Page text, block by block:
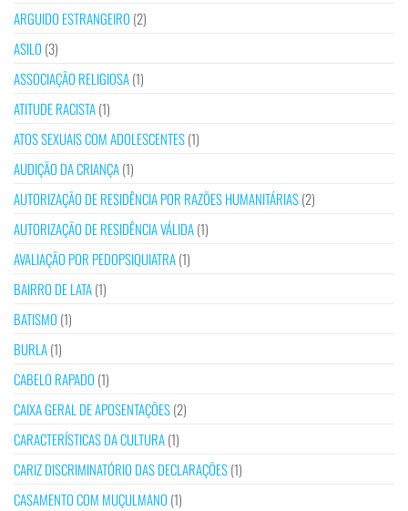
ARGUIDO ESTRANGEIRO (2)
ASILO (3)
ASSOCIAÇÃO RELIGIOSA(1)
ATITUDE RACISTA(1)
ATOS SEXUAIS COM ADOLESCENTES(1)
AUDIÇÃO DA CRIANÇA(1)
AUTORIZAÇÃO DE RESIDÊNCIA POR RAZÕES HUMANITÁRIAS(2)
AUTORIZAÇÃO DE RESIDÊNCIA VÁLIDA(1)
AVALIAÇÃO POR PEDOPSIQUIATRA(1)
BAIRRO DE LATA(1)
BATISMO (1)
BURLA(1)
CABELO RAPADO (1)
CAIXA GERAL DE APOSENTAÇÕES(2)
CARACTERÍSTICAS DA CULTURA(1)
CARIZ DISCRIMINATÓRIO DAS DECLARAÇÕES(1)
CASAMENTO COM MUÇULMANO (1)